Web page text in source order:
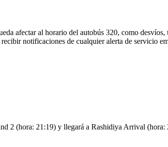
afectar al horario del autobús 320, como desvíos,
notificaciones de cualquier alerta de servicio
2 (hora: 21:19) y llegará a Rashidiya Arrival